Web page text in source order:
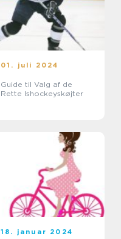
01. juli 2024
Guide til Valg af de
Rette Ishockeyskøjter
18. januar 2024